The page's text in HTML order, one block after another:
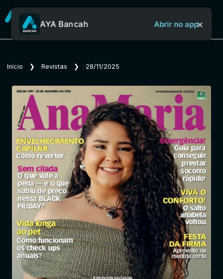
Sobre o Aya Bancah
Revistas
Jornais
Notícias
Entrar
AYA Bancah Abrir no app×
Início ❯ Revistas ❯ 28/11/2025